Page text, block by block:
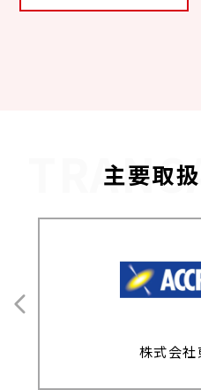
主要取
株式会社